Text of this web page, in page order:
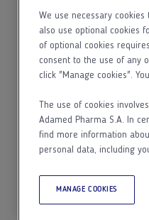
Dane
We use necessary
also use optional cookies
of optional cookies
consent to the use of any
click "Manage cookies".
The use of cookies
Adamed Pharma S.A. In
find more information
personal data, including
MANAGE COOKIES